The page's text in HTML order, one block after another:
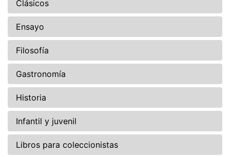
Clásicos
Ensayo
Filosofía
Gastronomía
Historia
Infantil y juvenil
Libros para coleccionistas